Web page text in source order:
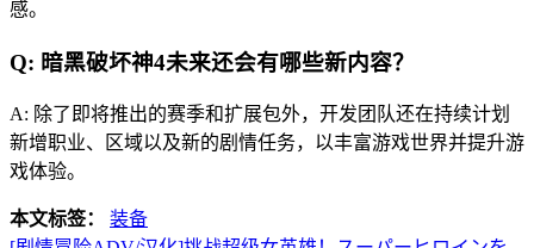
感。
Q: 暗黑破坏神4未来还会有哪些新内容？
A: 除了即将推出的赛季和扩展包外，开发团队还在持续计划
新增职业、区域以及新的剧情任务，以丰富游戏世界并提升游
戏体验。
本文标签：
装备